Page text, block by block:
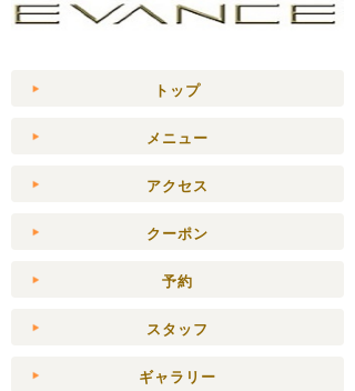
トップ
メニュー
アクセス
クーポン
予約
スタッフ
ギャラリー